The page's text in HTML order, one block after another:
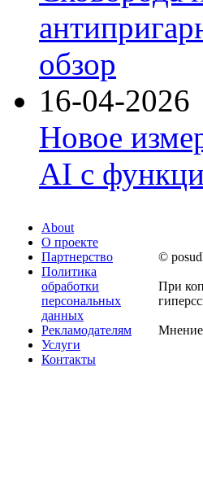
обзор
16-04-2026
Новое
AI с
About
О проекте
Партнерство
Политика
обработки
персональных
данных
Рекламодателям
Услуги
Контакты
©
При
Мнение